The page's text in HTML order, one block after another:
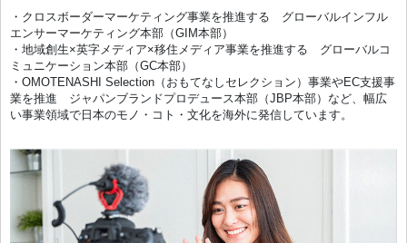
・クロスボーダーマーケティング事業を推進する グローバルインフル
エンサーマーケティング本部（GIM本部）
・地域創生×英字メディア×移住メディア事業を推進する グローバルコ
ミュニケーション本部（GC本部）
・OMOTENASHI Selection（おもてなしセレクション）事業やEC支援事
業を推進 ジャパンブランドプロデュース本部（JBP本部）など、幅広
い事業領域で日本のモノ・コト・文化を海外に発信しています。